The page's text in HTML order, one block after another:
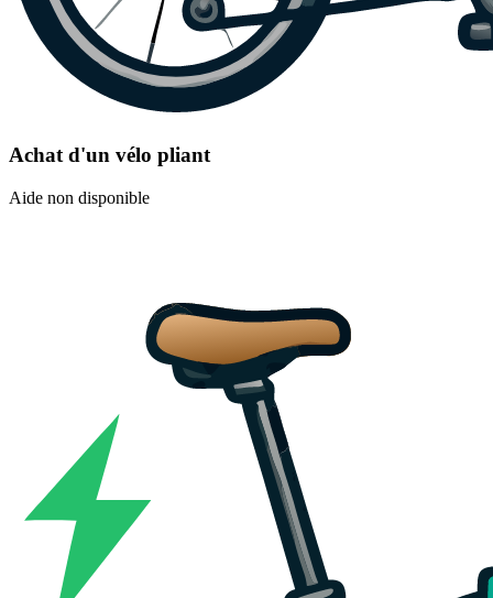
Achat d'un vélo pliant
Aide non disponible